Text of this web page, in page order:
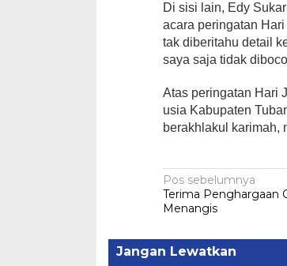
Di sisi lain, Edy
acara peringatan
tak diberitahu detail
saya saja tidak
Atas peringatan Hari
usia Kabupaten
berakhlakul karimah,
Navigasi
pos
Pos sebelumnya
Terima Penghargaan
Menangis
Jangan Lewatkan